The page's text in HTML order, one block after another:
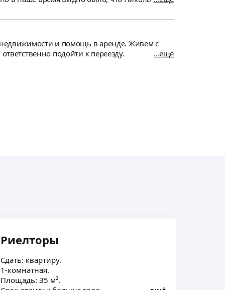
в недвижимости
подойти к переезду.
ещё
Риелторы
Сдать: квартиру.
1-комнатная.
Площадь: 35 м².